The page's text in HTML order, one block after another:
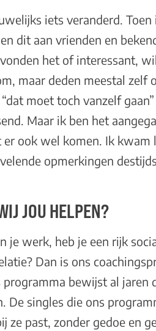
iets veranderd.
dit aan vrienden en
het of interessant,
maar deden meestal zelf
moet toch vanzelf
Maar ik ben het
er ook wel komen. Ik
opmerkingen
JOU HELPEN?
je werk, heb je een rijk
Dan is ons
programma bewijst al
De singles die ons
ze past, zonder gedoe en